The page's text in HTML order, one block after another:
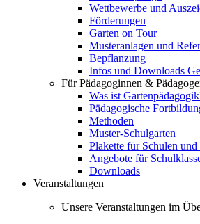
Wettbewerbe und
Förderungen
Garten on Tour
Musteranlagen und
Bepflanzung
Infos und Downloads
Für Pädagoginnen &
Was ist
Pädagogische
Methoden
Muster-Schulgarten
Plakette für Schulen
Angebote für
Downloads
Veranstaltungen
Unsere Veranstaltungen im